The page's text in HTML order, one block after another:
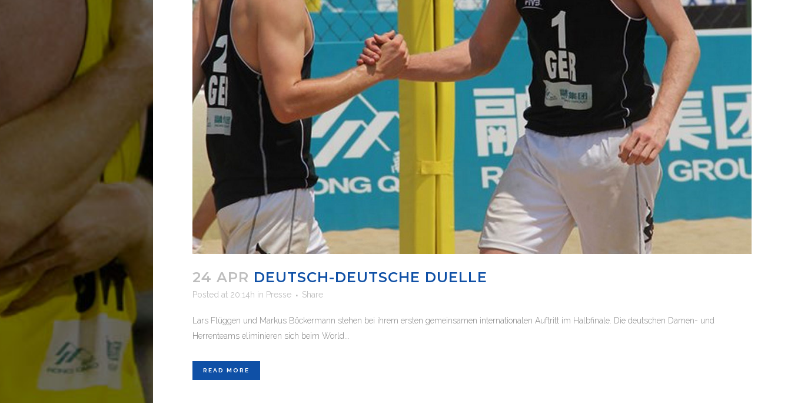
24 APR DEUTSCH-DEUTSCHE DUELLE
Posted at 20:14h in Presse Share
Lars Flüggen und Markus Böckermann stehen bei ihrem ersten gemeinsamen internationalen Auftritt im Halbfinale. Die deutschen Damen- und
Herrenteams eliminieren sich beim World...
READ MORE